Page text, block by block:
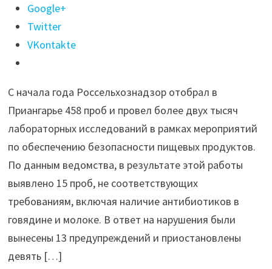
"Антибиотики
выявили
пробах
и
мясной
продукции
в
Иркутской
области"
Google+
Twitter
VKontakte
С начала года Россельхознадзор отобрал в
Приангарье 458 проб и провел более двух тысяч
лабораторных исследований в рамках мероприятий
по обеспечению безопасности пищевых продуктов.
По данным ведомства, в результате этой работы
выявлено 15 проб, не соответствующих
требованиям, включая наличие антибиотиков в
говядине и молоке. В ответ на нарушения были
вынесены 13 предупреждений и приостановлены
девять […]